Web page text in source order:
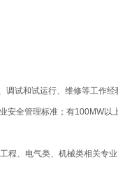
调试和试运行、维修等工作经
安全管理标准；有100MW以
程、电气类、机械类相关专业